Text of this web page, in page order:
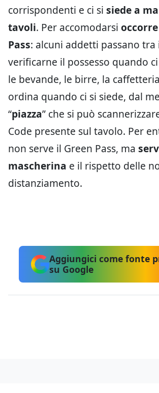
corrispondenti e ci si siede a
tavoli. Per accomodarsi
Pass: alcuni addetti passano
verificarne il possesso quando
le bevande, le birre, la
ordina quando ci si siede, dal
“piazza” che si può
Code presente sul tavolo. Per
non serve il Green Pass, ma
mascherina e il rispetto delle
distanziamento.
Aggiungici come fonte
su Google